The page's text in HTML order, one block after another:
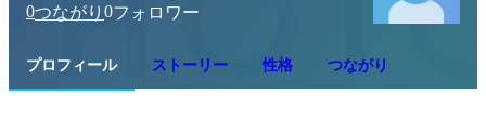
0つながり 0フォロワー
プロフィール ストーリー 性格 つながり